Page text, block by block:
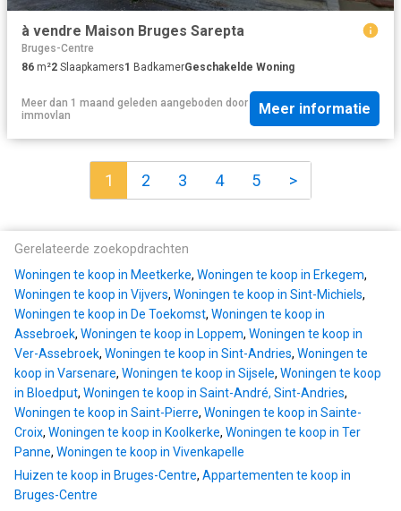
à vendre Maison Bruges Sarepta
Bruges-Centre
86 m²2 Slaapkamers1 BadkamerGeschakelde Woning
Meer dan 1 maand geleden aangeboden door
immovlan
Meer informatie
1 2 3 4 5 >
Gerelateerde zoekopdrachten
Woningen te koop in Meetkerke, Woningen te koop in Erkegem,
Woningen te koop in Vijvers, Woningen te koop in Sint-Michiels,
Woningen te koop in De Toekomst, Woningen te koop in
Assebroek, Woningen te koop in Loppem, Woningen te koop in
Ver-Assebroek, Woningen te koop in Sint-Andries, Woningen te
koop in Varsenare, Woningen te koop in Sijsele, Woningen te koop
in Bloedput, Woningen te koop in Saint-André, Sint-Andries,
Woningen te koop in Saint-Pierre, Woningen te koop in Sainte-
Croix, Woningen te koop in Koolkerke, Woningen te koop in Ter
Panne, Woningen te koop in Vivenkapelle
Huizen te koop in Bruges-Centre, Appartementen te koop in
Bruges-Centre